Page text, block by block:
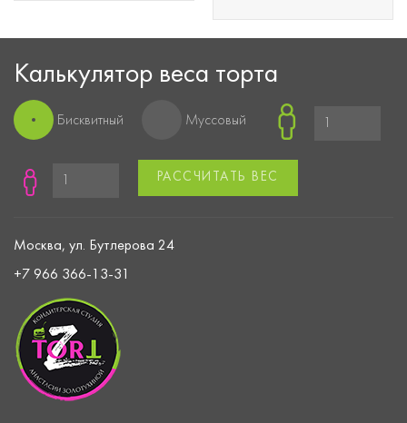
Калькулятор веса торта
Бисквитный Муссовый
РАССЧИТАТЬ ВЕС
Москва, ул. Бутлерова 24
+7 966 366-13-31